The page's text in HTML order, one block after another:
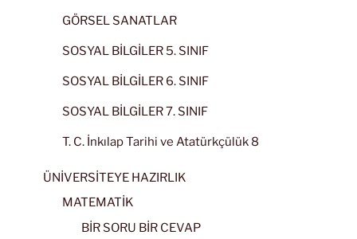
GÖRSEL SANATLAR
SOSYAL BİLGİLER 5. SINIF
SOSYAL BİLGİLER 6. SINIF
SOSYAL BİLGİLER 7. SINIF
T. C. İnkılap Tarihi ve Atatürkçülük 8
ÜNİVERSİTEYE HAZIRLIK
MATEMATİK
BİR SORU BİR CEVAP